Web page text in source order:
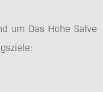
um Das Hohe Salve